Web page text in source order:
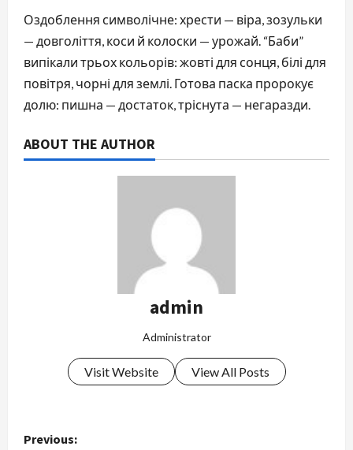
Оздоблення символічне: хрести — віра, зозульки
— довголіття, коси й колоски — урожай. “Баби”
випікали трьох кольорів: жовті для сонця, білі для
повітря, чорні для землі. Готова паска пророкує
долю: пишна — достаток, тріснута — негаразди.
ABOUT THE AUTHOR
admin
Administrator
Visit Website View All Posts
P
Previous: